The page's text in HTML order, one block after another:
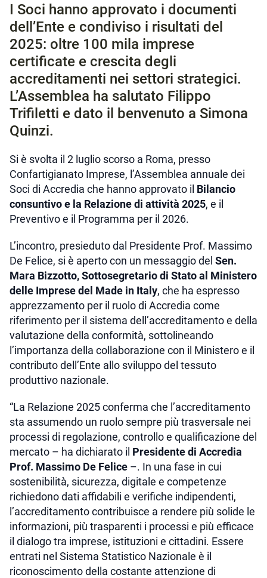
I Soci hanno approvato i documenti
dell’Ente e condiviso i risultati del
2025: oltre 100 mila imprese
certificate e crescita degli
accreditamenti nei settori strategici.
L’Assemblea ha salutato Filippo
Trifiletti e dato il benvenuto a Simona
Quinzi.
Si è svolta il 2 luglio scorso a Roma, presso
Confartigianato Imprese, l’Assemblea annuale dei
Soci di Accredia che hanno approvato il Bilancio
consuntivo e la Relazione di attività 2025, e il
Preventivo e il Programma per il 2026.
L’incontro, presieduto dal Presidente Prof. Massimo
De Felice, si è aperto con un messaggio del Sen.
Mara Bizzotto, Sottosegretario di Stato al Ministero
delle Imprese del Made in Italy, che ha espresso
apprezzamento per il ruolo di Accredia come
riferimento per il sistema dell’accreditamento e della
valutazione della conformità, sottolineando
l’importanza della collaborazione con il Ministero e il
contributo dell’Ente allo sviluppo del tessuto
produttivo nazionale.
“La Relazione 2025 conferma che l’accreditamento
sta assumendo un ruolo sempre più trasversale nei
processi di regolazione, controllo e qualificazione del
mercato – ha dichiarato il Presidente di Accredia
Prof. Massimo De Felice –. In una fase in cui
sostenibilità, sicurezza, digitale e competenze
richiedono dati affidabili e verifiche indipendenti,
l’accreditamento contribuisce a rendere più solide le
informazioni, più trasparenti i processi e più efficace
il dialogo tra imprese, istituzioni e cittadini. Essere
entrati nel Sistema Statistico Nazionale è il
riconoscimento della costante attenzione di